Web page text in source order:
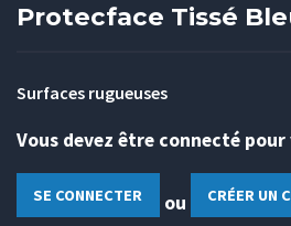
Protecface Tissé
Surfaces rugueuses
Vous devez être connecté
SE CONNECTER ou CRÉER UN